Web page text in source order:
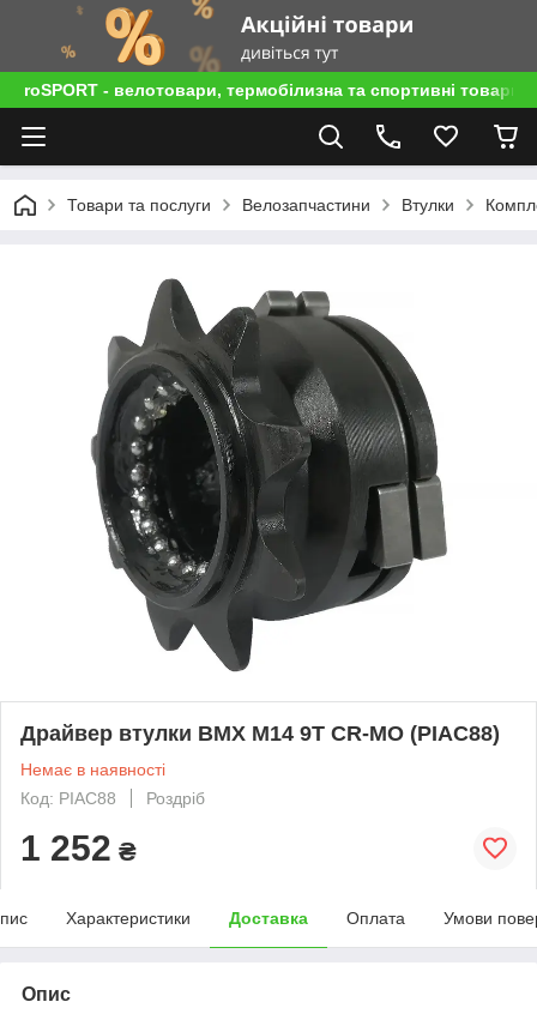
roSPORT - велотовари, термобілизна та спортивні товари
Товари та послуги Велозапчастини Втулки
Драйвер втулки BMX M14 9T CR-MO (PIAC88)
Немає в наявності
Код: PIAC88
Роздріб
1 252 ₴
Характеристики Доставка Оплата Умови
Опис